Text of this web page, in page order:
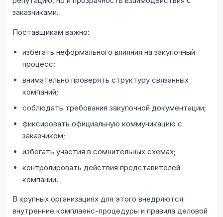
заказчиками.
Поставщикам важно:
избегать неформального влияния на закупочный
процесс;
внимательно проверять структуру связанных
компаний;
соблюдать требования закупочной документации;
фиксировать официальную коммуникацию с
заказчиком;
избегать участия в сомнительных схемах;
контролировать действия представителей
компании.
В крупных организациях для этого внедряются
внутренние комплаенс-процедуры и правила деловой